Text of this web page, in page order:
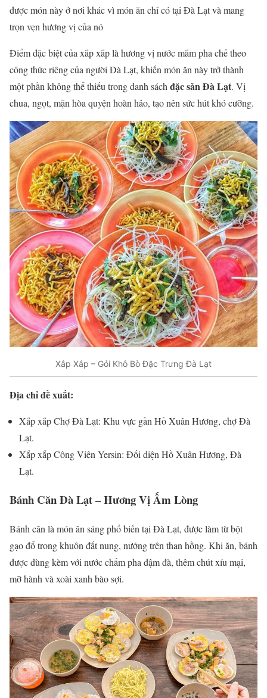
được món này ở nơi khác vì món ăn chỉ có tại Đà Lạt và mang
trọn vẹn hương vị của nó
Điểm đặc biệt của xắp xắp là hương vị nước mắm pha chế theo
công thức riêng của người Đà Lạt, khiến món ăn này trở thành
một phần không thể thiếu trong danh sách đặc sản Đà Lạt. Vị
chua, ngọt, mặn hòa quyện hoàn hảo, tạo nên sức hút khó cưỡng.
Xắp Xắp – Gỏi Khô Bò Đặc Trưng Đà Lạt
Địa chỉ đề xuất:
Xắp xắp Chợ Đà Lạt: Khu vực gần Hồ Xuân Hương, chợ Đà
Lạt.
Xắp xắp Công Viên Yersin: Đối diện Hồ Xuân Hương, Đà
Lạt.
Bánh Căn Đà Lạt – Hương Vị Ấm Lòng
Bánh căn là món ăn sáng phổ biến tại Đà Lạt, được làm từ bột
gạo đổ trong khuôn đất nung, nướng trên than hồng. Khi ăn, bánh
được dùng kèm với nước chấm pha đậm đà, thêm chút xíu mại,
mỡ hành và xoài xanh bào sợi.